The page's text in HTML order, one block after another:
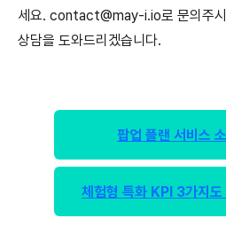
세요. contact@may-i.io로 문의주
상담을 도와드리겠습니다.
팝업 플랜 서비스
체험형 특화 KPI 3가지도